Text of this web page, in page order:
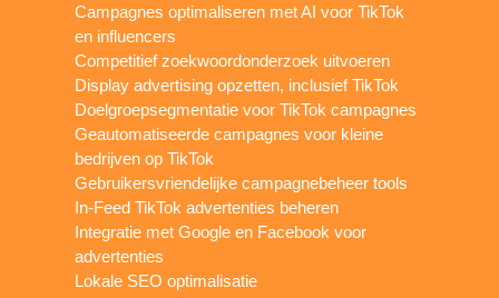
Campagnes optimaliseren met AI voor TikTok
en influencers
Competitief zoekwoordonderzoek uitvoeren
Display advertising opzetten, inclusief TikTok
Doelgroepsegmentatie voor TikTok campagnes
Geautomatiseerde campagnes voor kleine
bedrijven op TikTok
Gebruikersvriendelijke campagnebeheer tools
In-Feed TikTok advertenties beheren
Integratie met Google en Facebook voor
advertenties
Lokale SEO optimalisatie